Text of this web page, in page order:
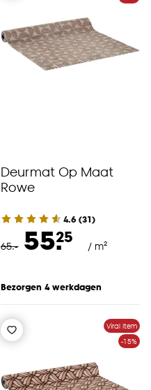
Deurmat Op Maat
Rowe
4.6 (31)
65.- 55.25
/ m²
Bezorgen 4 werkdagen
Viral Item
-15%